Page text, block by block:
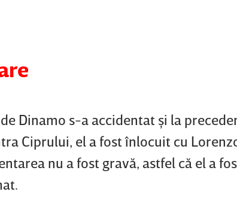
Dinamo s-a accidentat şi la
Ciprului, el a fost înlocuit cu
nu a fost gravă, astfel că el a